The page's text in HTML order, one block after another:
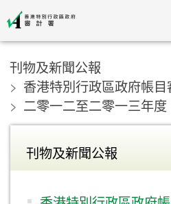
刊物及新聞公報
香港特別行政區政府帳
二零一二至二零一三年度
刊物及新聞公報